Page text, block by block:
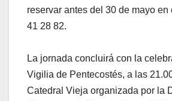
reservar antes del 30 de mayo en
41 28 82.
La jornada concluirá con la
Vigilia de Pentecostés, a las
Catedral Vieja organizada por la